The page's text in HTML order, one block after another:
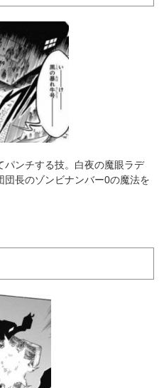
パンチする技。白夜の魔眼ラデ
団長のゾンビナンバー0の魔法を